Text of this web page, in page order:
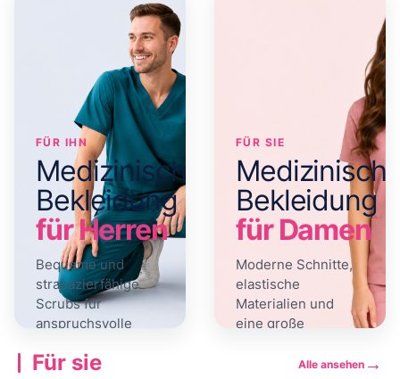
FÜR IHN
Medizinische
Bekleidung
für Herren
Bequeme und
strapazierfähige
Scrubs für
anspruchsvolle
FÜR SIE
Bekleidung
für Damen
Moderne Schnitte,
elastische
Materialien und
eine große
Für sie Alle ansehen →